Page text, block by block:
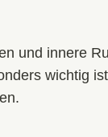
und innere
wichtig